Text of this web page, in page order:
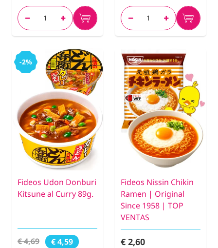
-2%
Fideos Udon Donburi
Kitsune al Curry 89g.
€ 4,69 € 4,59
Fideos Nissin Chikin
Ramen | Original
Since 1958 | TOP
VENTAS
€ 2,60